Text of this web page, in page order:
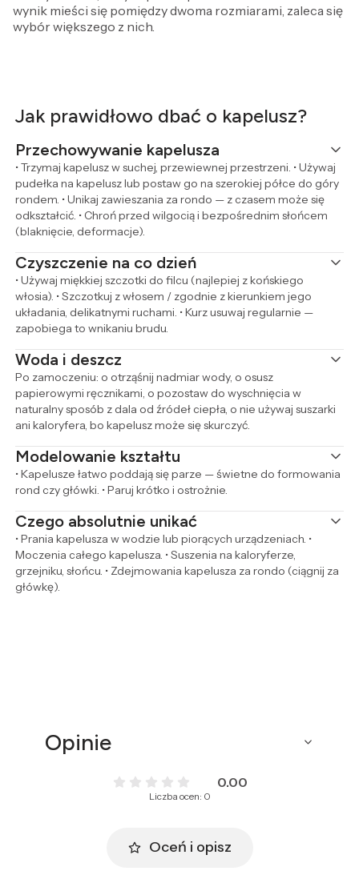
wynik mieści się pomiędzy dwoma rozmiarami, zaleca się
wybór większego z nich.
Jak prawidłowo dbać o kapelusz?
Przechowywanie kapelusza
• Trzymaj kapelusz w suchej, przewiewnej przestrzeni. • Używaj
pudełka na kapelusz lub postaw go na szerokiej półce do góry
rondem. • Unikaj zawieszania za rondo — z czasem może się
odkształcić. • Chroń przed wilgocią i bezpośrednim słońcem
(blaknięcie, deformacje).
Czyszczenie na co dzień
• Używaj miękkiej szczotki do filcu (najlepiej z końskiego
włosia). • Szczotkuj z włosem / zgodnie z kierunkiem jego
układania, delikatnymi ruchami. • Kurz usuwaj regularnie —
zapobiega to wnikaniu brudu.
Woda i deszcz
Po zamoczeniu: o otrząśnij nadmiar wody, o osusz
papierowymi ręcznikami, o pozostaw do wyschnięcia w
naturalny sposób z dala od źródeł ciepła, o nie używaj suszarki
ani kaloryfera, bo kapelusz może się skurczyć.
Modelowanie kształtu
• Kapelusze łatwo poddają się parze — świetne do formowania
rond czy główki. • Paruj krótko i ostrożnie.
Czego absolutnie unikać
• Prania kapelusza w wodzie lub piorących urządzeniach. •
Moczenia całego kapelusza. • Suszenia na kaloryferze,
grzejniku, słońcu. • Zdejmowania kapelusza za rondo (ciągnij za
główkę).
Opinie
0.00
Liczba ocen: 0
Oceń i opisz